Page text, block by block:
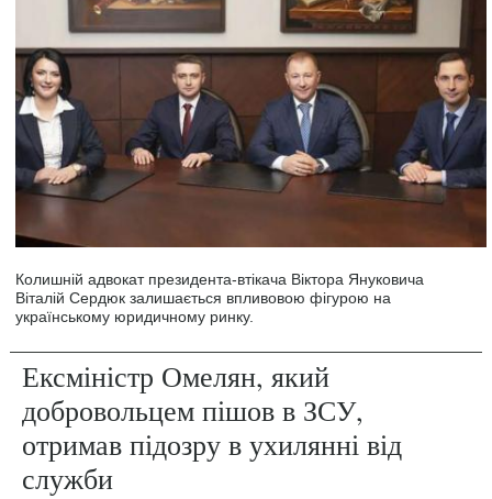
Колишній адвокат президента-втікача Віктора Януковича
Віталій Сердюк залишається впливовою фігурою на
українському юридичному ринку.
Ексміністр Омелян, який
добровольцем пішов в ЗСУ,
отримав підозру в ухилянні від
служби